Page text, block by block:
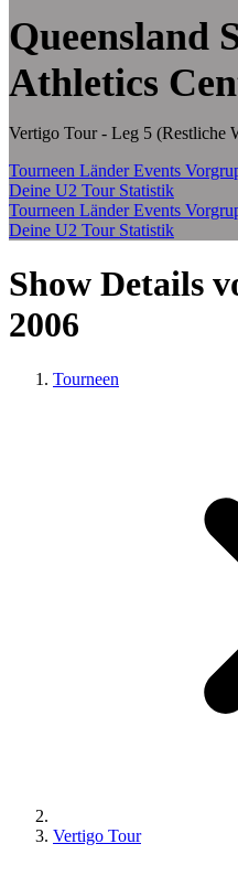
Queensland
Athletics
Vertigo Tour - Leg 5 (Restliche
Tourneen LänderEvents
Deine U2 Tour Statistik
Tourneen LänderEvents
Deine U2 Tour Statistik
Show Details
2006
Tourneen
Vertigo Tour